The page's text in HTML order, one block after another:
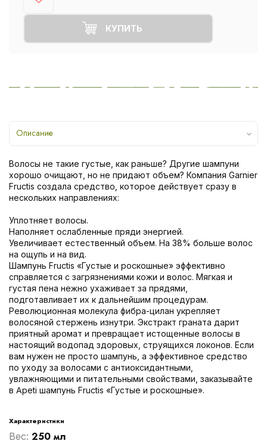
КУПИТЬ
Описание
Волосы не такие густые, как раньше? Другие шампуни
хорошо очищают, но не придают объем? Компания Garnier
Fructis создала средство, которое действует сразу в
нескольких направлениях:
Уплотняет волосы.
Наполняет ослабленные пряди энергией.
Увеличивает естественный объем. На 38% больше волос
на ощупь и на вид.
Шампунь Fructis «Густые и роскошные» эффективно
справляется с загрязнениями кожи и волос. Мягкая и
густая пена нежно ухаживает за прядями,
подготавливает их к дальнейшим процедурам.
Революционная молекула фибра-цилан укрепляет
волосяной стержень изнутри. Экстракт граната дарит
приятный аромат и превращает истощенные волосы в
настоящий водопад здоровых, струящихся локонов. Если
вам нужен не просто шампунь, а эффективное средство
по уходу за волосами с антиоксидантными,
увлажняющими и питательными свойствами, заказывайте
в Apeti шампунь Fructis «Густые и роскошные».
Характеристики
Вес: 250 мл